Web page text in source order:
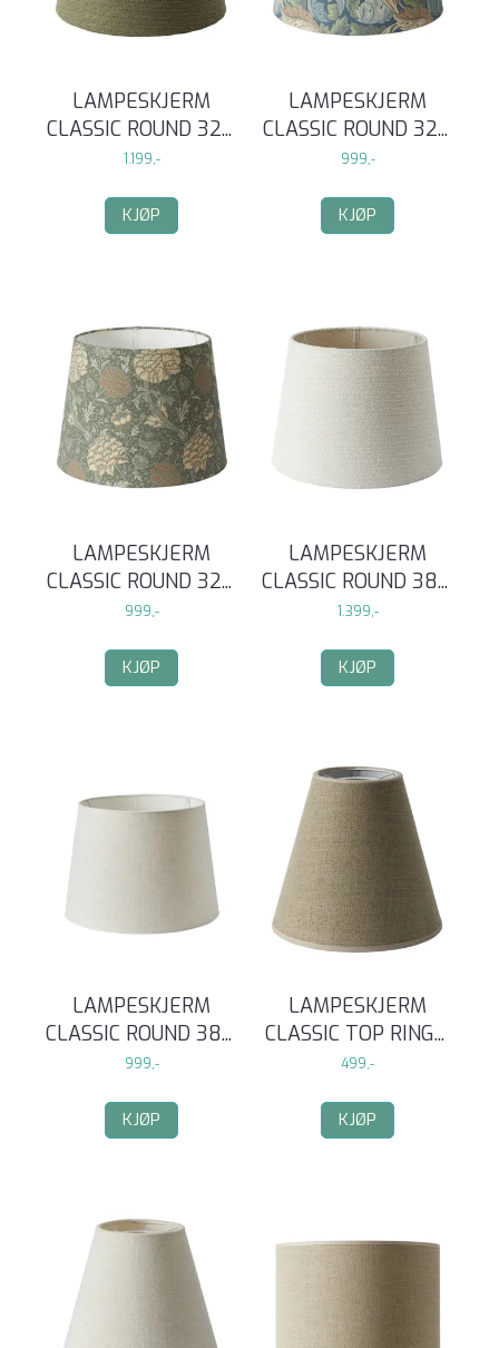
LAMPESKJERM
CLASSIC ROUND 32...
1.199,-
KJØP
LAMPESKJERM
CLASSIC ROUND 32...
999,-
KJØP
LAMPESKJERM
CLASSIC ROUND 32...
999,-
KJØP
LAMPESKJERM
CLASSIC ROUND 38...
1.399,-
KJØP
LAMPESKJERM
CLASSIC ROUND 38...
999,-
KJØP
LAMPESKJERM
CLASSIC TOP RING...
499,-
KJØP